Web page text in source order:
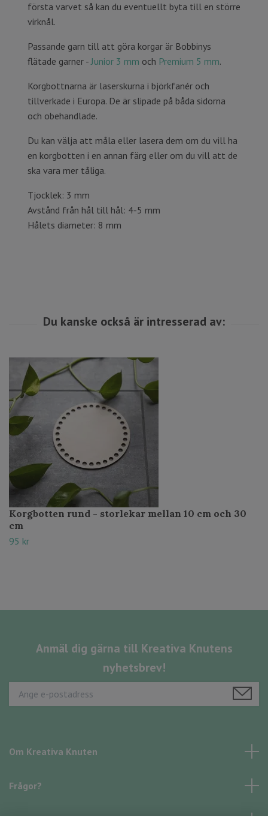
första varvet så kan du eventuellt byta till en större
virknål.
Passande garn till att göra korgar är Bobbinys
flätade garner -Junior 3 mm och Premium 5 mm.
Korgbottnarna är laserskurna i björkfanér och
tillverkade i Europa. De är slipade på båda sidorna
och obehandlade.
Du kan välja att måla eller lasera dem om du vill ha
en korgbotten i en annan färg eller om du vill att de
ska vara mer tåliga.
Tjocklek: 3 mm
Avstånd från hål till hål: 4-5 mm
Hålets diameter: 8 mm
Korgbotten rund - storlekar mellan 10 cm och 30
cm
95 kr
Anmäl dig gärna till Kreativa Knutens
nyhetsbrev!
Om Kreativa Knuten
Frågor?
Läs mer